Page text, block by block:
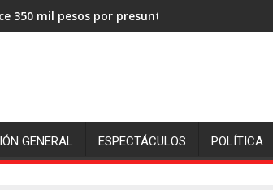
350 mil pesos por presuntos asesinos de la
GENERAL ESPECTÁCULOS POLÍTICA